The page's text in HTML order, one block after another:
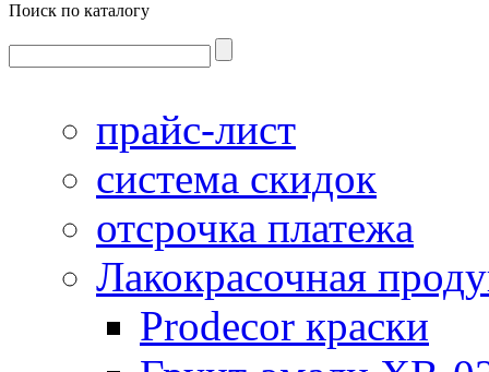
Поиск по каталогу
прайс-лист
система скидок
отсрочка платежа
Лакокрасочная
Prodecor краски